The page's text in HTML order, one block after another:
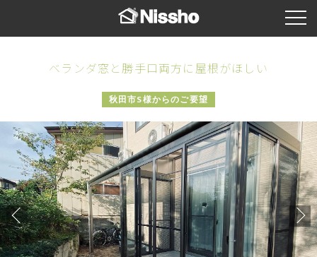
ベランダ窓と勝手口両方に屋根がほしい
秋田市S様からのご要望